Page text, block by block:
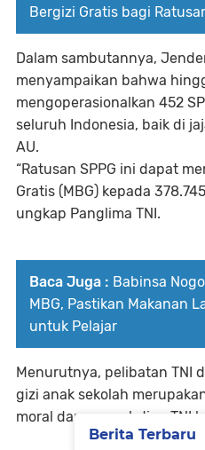
Bergizi Gratis bagi
Dalam sambutannya,
menyampaikan bahwa
mengoperasionalkan 452
seluruh Indonesia, baik di
AU.
“Ratusan SPPG ini dapat
Gratis (MBG) kepada
ungkap Panglima TNI.
Baca Juga : Babinsa
MBG, Pastikan Makanan
untuk Pelajar
Menurutnya, pelibatan TNI
gizi anak sekolah
moral dan pengabdian TNI
Berita Terbaru